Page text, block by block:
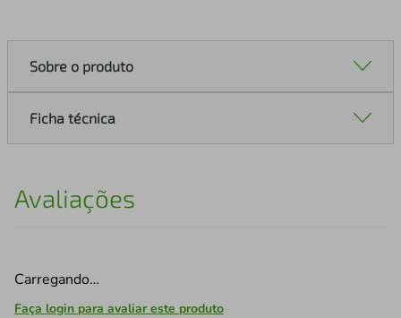
Sobre o produto
Ficha técnica
Avaliações
Carregando…
Faça login para avaliar este produto